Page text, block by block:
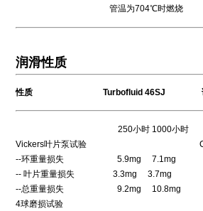
管温为704℃时燃烧
润滑性质
性质 Turbofluid 46SJ 试
250小时 1000小时
Vickers叶片泵试验
--环重量损失 5.9mg 7.1mg
-- 叶片重量损失 3.3mg 3.7mg
--总重量损失 9.2mg 10.8mg
4球磨损试验